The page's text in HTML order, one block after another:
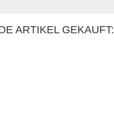
ARTIKEL GEKAUFT: